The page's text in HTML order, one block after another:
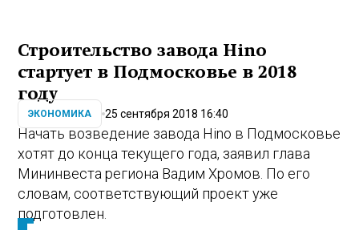
Строительство завода Hino
стартует в Подмосковье в 2018
году
ЭКОНОМИКА 25 сентября 2018 16:40
Начать возведение завода Hino в Подмосковье
хотят до конца текущего года, заявил глава
Мининвеста региона Вадим Хромов. По его
словам, соответствующий проект уже
подготовлен.